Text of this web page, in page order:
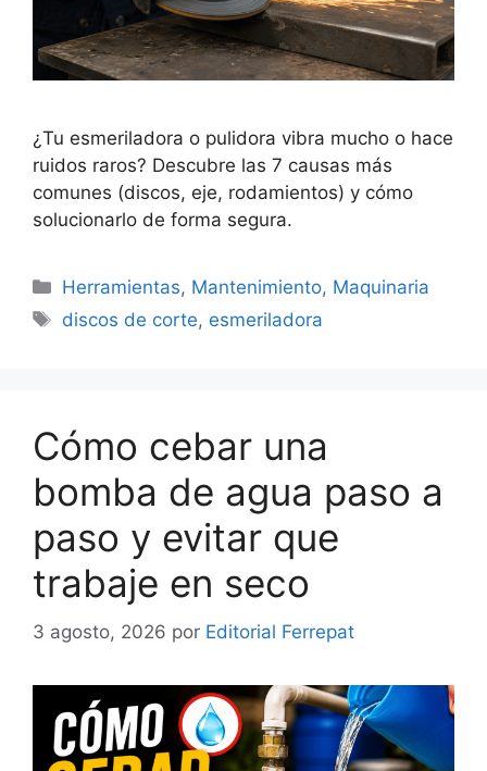
¿Tu esmeriladora o pulidora vibra mucho o hace
ruidos raros? Descubre las 7 causas más
comunes (discos, eje, rodamientos) y cómo
solucionarlo de forma segura.
Categorías
Herramientas, Mantenimiento, Maquinaria
Etiquetas
discos de corte, esmeriladora
Cómo cebar una
bomba de agua paso a
paso y evitar que
trabaje en seco
3 agosto, 2026 por Editorial Ferrepat